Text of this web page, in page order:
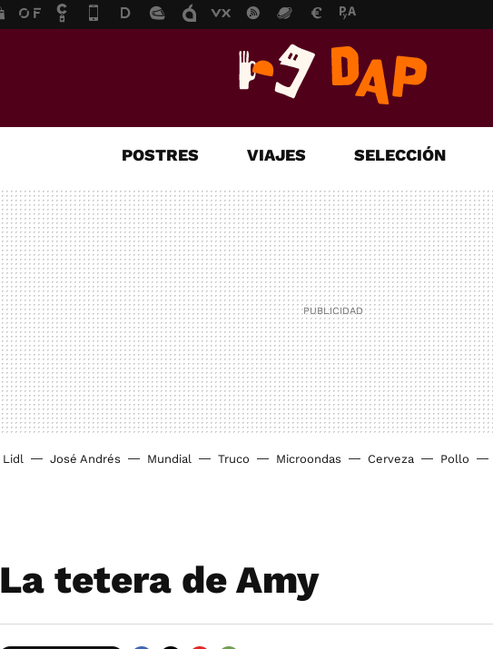
POSTRES VIAJES SELECCIÓN
Lidl José Andrés Mundial Truco Microondas Cerveza Pollo
La tetera de Amy